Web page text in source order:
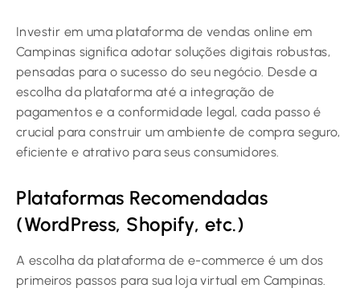
Investir em uma plataforma de vendas online em
Campinas significa adotar soluções digitais robustas,
pensadas para o sucesso do seu negócio. Desde a
escolha da plataforma até a integração de
pagamentos e a conformidade legal, cada passo é
crucial para construir um ambiente de compra seguro,
eficiente e atrativo para seus consumidores.
Plataformas Recomendadas
(WordPress, Shopify, etc.)
A escolha da plataforma de e-commerce é um dos
primeiros passos para sua loja virtual em Campinas.